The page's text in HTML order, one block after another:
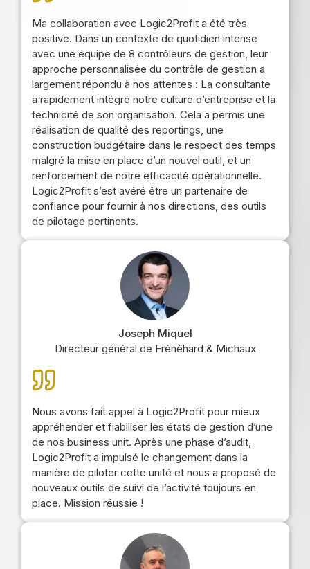
Ma collaboration avec Logic2Profit a été très
positive. Dans un contexte de quotidien intense
avec une équipe de 8 contrôleurs de gestion, leur
approche personnalisée du contrôle de gestion a
largement répondu à nos attentes : La consultante
a rapidement intégré notre culture d’entreprise et la
technicité de son organisation. Cela a permis une
réalisation de qualité des reportings, une
construction budgétaire dans le respect des temps
malgré la mise en place d’un nouvel outil, et un
renforcement de notre efficacité opérationnelle.
Logic2Profit s’est avéré être un partenaire de
confiance pour fournir à nos directions, des outils
de pilotage pertinents.
Joseph Miquel
Directeur général de Frénéhard & Michaux
Nous avons fait appel à Logic2Profit pour mieux
appréhender et fiabiliser les états de gestion d’une
de nos business unit. Après une phase d’audit,
Logic2Profit a impulsé le changement dans la
manière de piloter cette unité et nous a proposé de
nouveaux outils de suivi de l’activité toujours en
place. Mission réussie !